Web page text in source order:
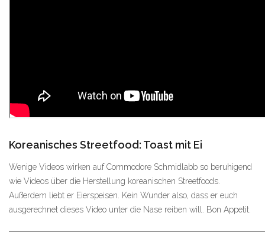
Koreanisches Streetfood: Toast mit Ei
Wenige Videos wirken auf Commodore Schmidlabb so beruhigend
wie Videos über die Herstellung koreanischen Streetfoods.
Außerdem liebt er Eierspeisen. Kein Wunder also, dass er euch
ausgerechnet dieses Video unter die Nase reiben will. Bon Appetit.